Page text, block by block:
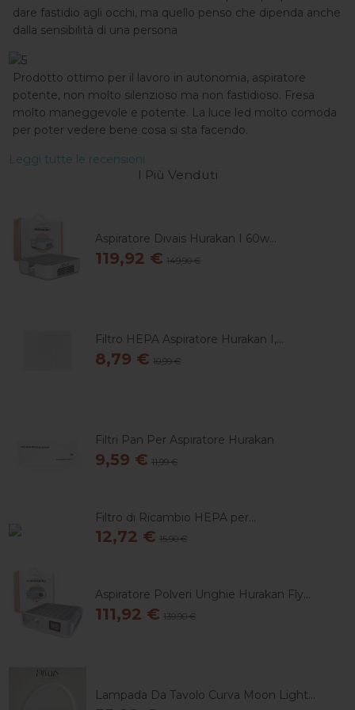
dare fastidio agli occhi, ma quello penso che dipenda anche
dalla sensibilità di una persona
Prodotto ottimo per il lavoro in autonomia, aspiratore
potente, non molto silenzioso ma non fastidioso. Fresa
molto maneggevole e potente. La luce led molto comoda
per poter vedere bene cosa si sta facendo.
Leggi tutte le recensioni
I Più Venduti
Aspiratore Divais Hurakan I 60w...
119,92 € 149,90 €
Filtro HEPA Aspiratore Hurakan I,...
8,79 € 10,99 €
Filtri Pan Per Aspiratore Hurakan
9,59 € 11,99 €
Filtro di Ricambio HEPA per...
12,72 € 15,90 €
Aspiratore Polveri Unghie Hurakan Fly...
111,92 € 139,90 €
Lampada Da Tavolo Curva Moon Light...